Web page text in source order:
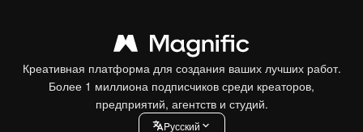
Креативная платформа для создания ваших лучших работ.
Более 1 миллиона подписчиков среди креаторов,
предприятий, агентств и студий.
Pусский